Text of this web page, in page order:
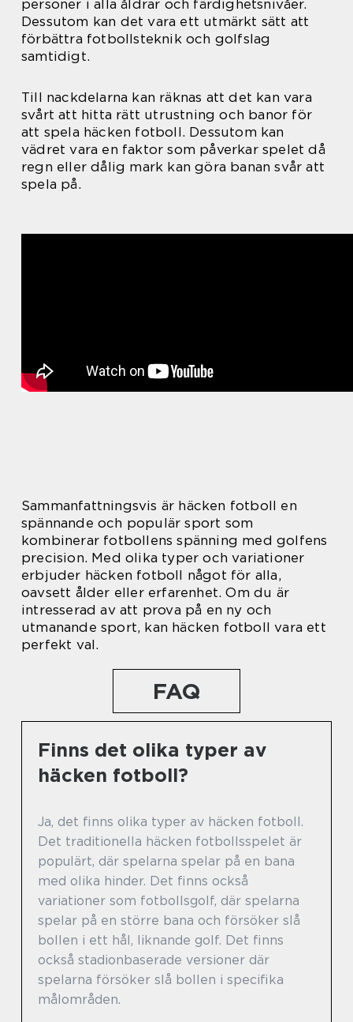
personer i alla åldrar och färdighetsnivåer.
Dessutom kan det vara ett utmärkt sätt att
förbättra fotbollsteknik och golfslag
samtidigt.
Till nackdelarna kan räknas att det kan vara
svårt att hitta rätt utrustning och banor för
att spela häcken fotboll. Dessutom kan
vädret vara en faktor som påverkar spelet då
regn eller dålig mark kan göra banan svår att
spela på.
Sammanfattningsvis är häcken fotboll en
spännande och populär sport som
kombinerar fotbollens spänning med golfens
precision. Med olika typer och variationer
erbjuder häcken fotboll något för alla,
oavsett ålder eller erfarenhet. Om du är
intresserad av att prova på en ny och
utmanande sport, kan häcken fotboll vara ett
perfekt val.
FAQ
Finns det olika typer av
häcken fotboll?
Ja, det finns olika typer av häcken fotboll.
Det traditionella häcken fotbollsspelet är
populärt, där spelarna spelar på en bana
med olika hinder. Det finns också
variationer som fotbollsgolf, där spelarna
spelar på en större bana och försöker slå
bollen i ett hål, liknande golf. Det finns
också stadionbaserade versioner där
spelarna försöker slå bollen i specifika
målområden.